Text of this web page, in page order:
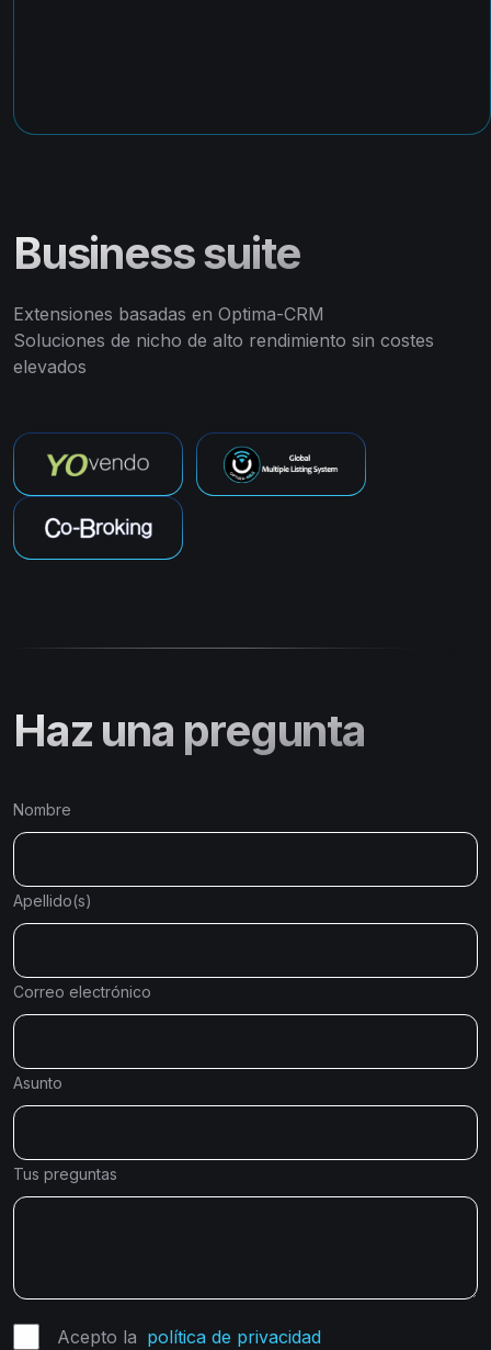
Business suite
Extensiones basadas en Optima-CRM
Soluciones de nicho de alto rendimiento sin costes
elevados
Haz una pregunta
Nombre
Apellido(s)
Correo electrónico
Asunto
Tus preguntas
Acepto la política de privacidad